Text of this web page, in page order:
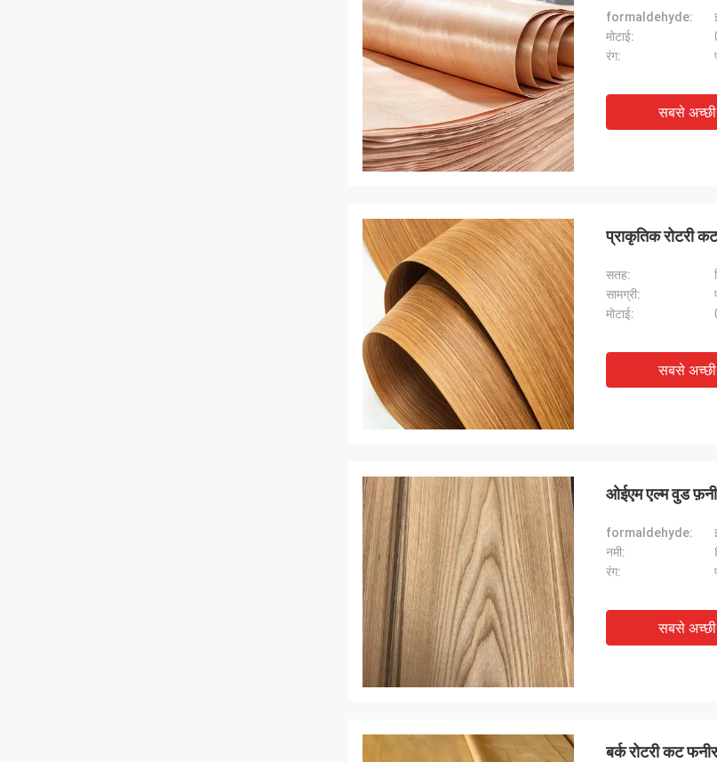
formaldehyde:
मोटाई:
रंग:
सबसे
प्राकृतिक रोटरी
सतह:
सामग्री:
मोटाई:
सबसे
ओईएम एल्म वुड
formaldehyde:
नमी:
रंग:
सबसे
बर्क रोटरी कट